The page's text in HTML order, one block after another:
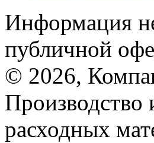
Информация
публичной
© 2026,
Производство
расходных